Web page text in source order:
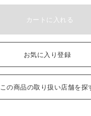
カートに入れる
お気に入り登録
この商品の取り扱い店舗を探